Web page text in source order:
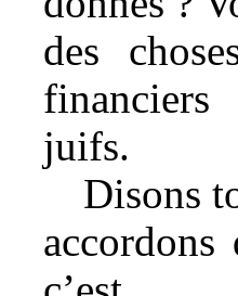
des
financiers
juifs.
Disons